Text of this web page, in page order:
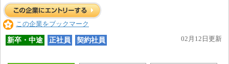
この企業をブックマーク
新卒・中途 正社員 契約社員 02月12日更新